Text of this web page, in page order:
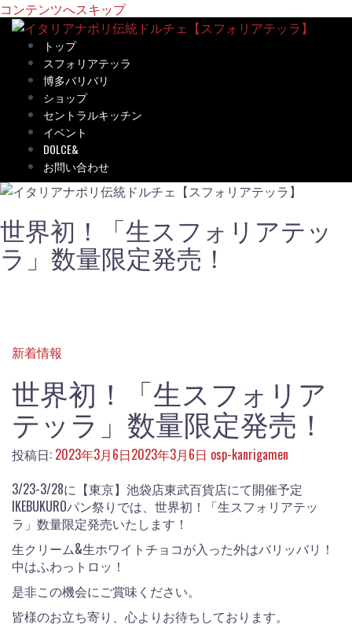
コンテンツへスキップ
トップ
スフォリアテッラ
博多バリバリ
ショップ
セントラルキッチン
イベント
DOLCE&
お問い合わせ
世界初！「生スフォリアテッ
ラ」数量限定発売！
新着情報
世界初！「生スフォリア
テッラ」数量限定発売！
投稿日: 2023年3月6日2023年3月6日 osp-kanrigamen
3/23-3/28に【東京】池袋店東武百貨店にて開催予定
IKEBUKUROパン祭りでは、世界初！「生スフォリアテッ
ラ」数量限定発売いたします！
生クリーム&生ホワイトチョコが入った外はバリッバリ！
中はふわっトロッ！
是非この機会にご賞味ください。
皆様のお立ち寄り、心よりお待ちしております。